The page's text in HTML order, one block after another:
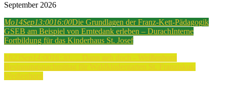
September 2026
Mo14Sep13:0016:00Die Grundlagen der Franz-Kett-Pädagogik
GSEB am Beispiel von Erntedank erleben – DurachInterne
Fortbildung für das Kinderhaus St. Josef
Mi 23Sep 14:00 16:30…. Dann geh doch - Weißenhorn
Besinnungsnachmittag für Waldkindergarten St. Franziskus,
Weißenhorn